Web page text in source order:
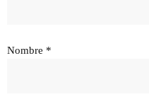
Nombre *